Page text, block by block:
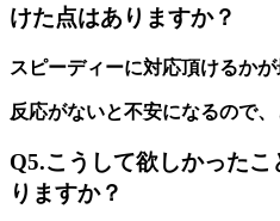
けた点はありますか？
スピーディーに対応頂けるかが
反応がないと不安になるので
Q5.こうして欲しかった
りますか？